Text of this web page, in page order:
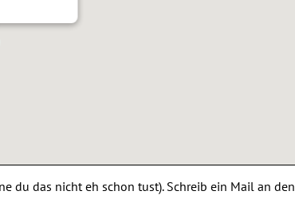
du das nicht eh schon tust). Schreib ein Mail an den